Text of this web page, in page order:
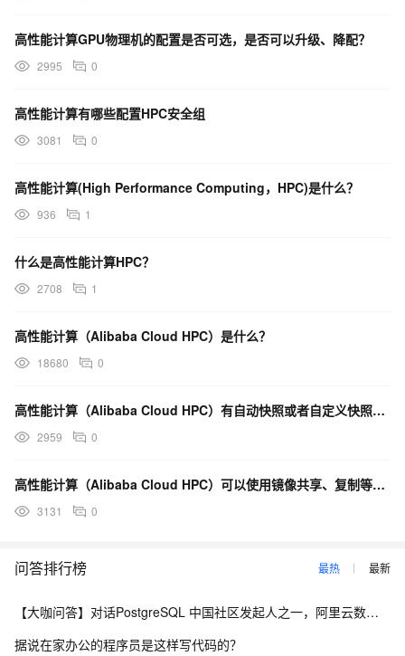
高性能计算GPU物理机的配置是否可选，是否可以升级、降配？
2995 0
高性能计算有哪些配置HPC安全组
3081 0
高性能计算(High Performance Computing，HPC)是什么？
936 1
什么是高性能计算HPC？
2708 1
高性能计算（Alibaba Cloud HPC）是什么？
18680 0
高性能计算（Alibaba Cloud HPC）有自动快照或者自定义快照策略吗？
2959 0
高性能计算（Alibaba Cloud HPC）可以使用镜像共享、复制等功能吗？
3131 0
问答排行榜 最热 最新
【大咖问答】对话PostgreSQL 中国社区发起人之一，阿里云数据库高级专家 德哥
据说在家办公的程序员是这样写代码的？